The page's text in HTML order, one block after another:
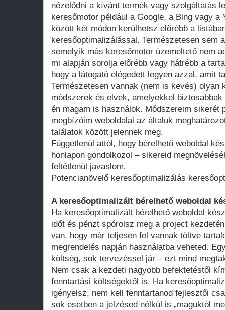
nézelődni a kívánt termék vagy szolgáltatás
keresőmotor például a Google, a Bing vagy a
között két módon kerülhetsz előrébb a
keresőoptimalizálással. Természetesen sem
semelyik más keresőmotor üzemeltető nem
mi alapján sorolja előrébb vagy hátrébb a
hogy a látogató elégedett legyen azzal, amit
Természetesen vannak (nem is kevés) olyan
módszerek és elvek, amelyekkel
én magam is használok. Módszereim sikerét
megbízóim weboldalai az általuk
találatok között jelennek meg.
Függetlenül attól, hogy bérelhető weboldal
honlapon gondolkozol – sikereid
feltétlenül javaslom.
Potencianövelő keresőoptimalizálás
A keresőoptimalizált bérelhető weboldal
Ha keresőoptimalizált bérelhető weboldal
időt és pénzt spórolsz meg a project
van, hogy már teljesen fel vannak töltve
megrendelés napján használatba veheted.
költség, sok tervezéssel jár – ezt mind
Nem csak a kezdeti nagyobb befektetéstől
fenntartási költségektől is. Ha
igényelsz, nem kell fenntartanod fejlesztői
sok esetben a jelzésed nélkül is „maguktól